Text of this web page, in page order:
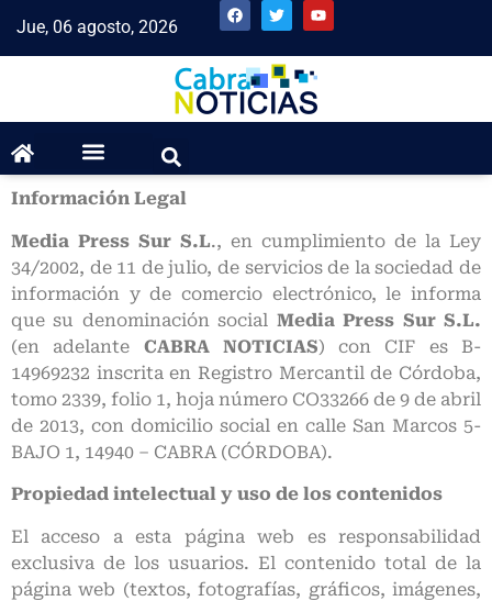
Jue, 06 agosto, 2026
Información Legal
Media Press Sur S.L., en cumplimiento de la Ley
34/2002, de 11 de julio, de servicios de la sociedad de
información y de comercio electrónico, le informa
que su denominación social Media Press Sur S.L.
(en adelante CABRA NOTICIAS) con CIF es B-
14969232 inscrita en Registro Mercantil de Córdoba,
tomo 2339, folio 1, hoja número CO33266 de 9 de abril
de 2013, con domicilio social en calle San Marcos 5-
BAJO 1, 14940 – CABRA (CÓRDOBA).
Propiedad intelectual y uso de los contenidos
El acceso a esta página web es responsabilidad
exclusiva de los usuarios. El contenido total de la
página web (textos, fotografías, gráficos, imágenes,